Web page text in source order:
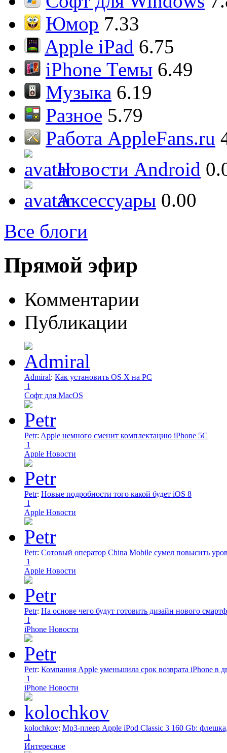
Юмор 7.33
Apple iPad 6.75
iPhone Темы 6.49
Музыка 6.19
Разное 5.79
Работа AppleFans.ru
Новости Android
Аксессуары 0.00
Все блоги
Прямой эфир
Комментарии
Публикации
Admiral: Как установить OS X на PC
1
Софт для MacOS
Petr: Apple немного сменит комплектацию iPhone 5C
1
Apple Новости
Petr: Новые подробности того какой будет iOS 8
1
Apple Новости
Petr: Сотовый оператор China Mobile сумел повысить
1
Apple Новости
Petr: На основе чего будут готовить дизайн нового
1
iPhone Новости
Petr: Компания Apple уменьшила срок возврата iPhone в
1
iPhone Новости
kolochkov: Mp3-плеер Apple iPod Classic 3 160 Gb:
1
Интересное